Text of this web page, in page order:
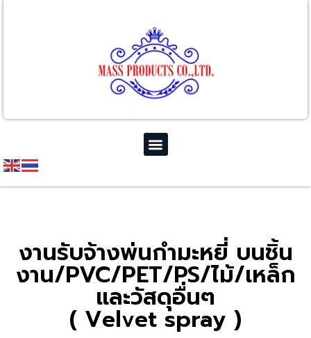
งานรับจ้างพ่นกำมะหยี่ บนชิ้น
งาน/PVC/PET/PS/ไม้/เหล็ก
และวัสดุอื่นๆ
( Velvet spray )